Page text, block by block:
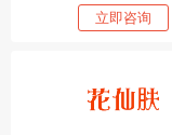
立即咨询